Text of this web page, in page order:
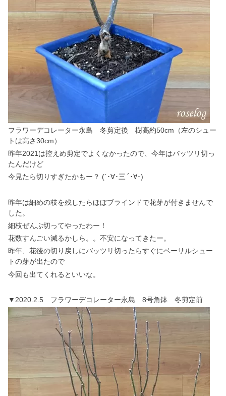
フラワーデコレーター永島 冬剪定後 樹高約50cm（左のシュー
トは高さ30cm）
昨年2021は控えめ剪定でよくなかったので、今年はバッツリ切っ
たんだけど
今見たら切りすぎたかもー？ (´･∀･三´･∀･)
昨年は細めの枝を残したらほぼブラインドで花芽が付きませんで
した。
細枝ぜんぶ切ってやったわー！
花数すんごい減るかしら。。不安になってきたー。
昨年、花後の切り戻しにバッツリ切ったらすぐにベーサルシュー
トの芽が出たので
今回も出てくれるといいな。
▼2020.2.5 フラワーデコレーター永島 8号角鉢 冬剪定前